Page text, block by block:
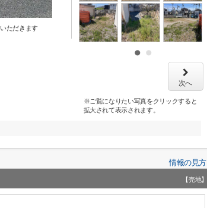
ただきます
次へ
※ご覧になりたい写真をクリックすると
拡大されて表示されます。
情報の見方
【売地】